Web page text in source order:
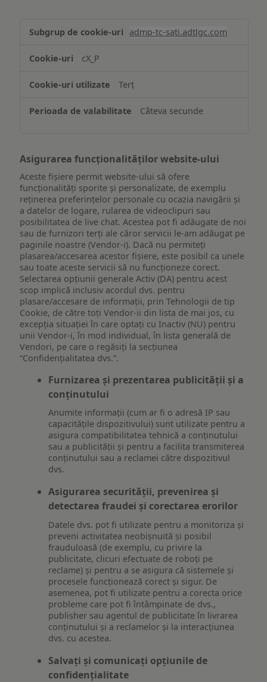
și/sau
informațiilor
pe
dispozitiv
admp-tc-sati.adtlgc.com
cX_P
Terț
Câteva secunde
Asigurarea funcționalităților website-ului
Aceste fișiere permit website-ului să ofere
funcționalități sporite și personalizate, de exemplu
reţinerea preferinţelor personale cu ocazia navigării și
a datelor de logare, rularea de videoclipuri sau
posibilitatea de live chat. Acestea pot fi adăugate de noi
sau de furnizori terți ale căror servicii le-am adăugat pe
paginile noastre (Vendor-i). Dacă nu permiteți
plasarea/accesarea acestor fișiere, este posibil ca unele
sau toate aceste servicii să nu funcționeze corect.
Selectarea opțiunii generale Activ (DA) pentru acest
scop implică inclusiv acordul dvs. pentru
plasare/accesare de informații, prin Tehnologii de tip
Cookie, de către toți Vendor-ii din lista de mai jos, cu
excepția situației în care optați cu Inactiv (NU) pentru
unii Vendor-i, în mod individual, în lista generală de
Vendori, pe care o regăsiți la secțiunea
“Confidențialitatea dvs.”.
Furnizarea și prezentarea publicității și a
conținutului
Anumite informații (cum ar fi o adresă IP sau
capacitățile dispozitivului) sunt utilizate pentru a
asigura compatibilitatea tehnică a conținutului
sau a publicității și pentru a facilita transmiterea
conținutului sau a reclamei către dispozitivul
dvs.
Asigurarea securității, prevenirea și
detectarea fraudei și corectarea erorilor
Datele dvs. pot fi utilizate pentru a monitoriza și
preveni activitatea neobișnuită și posibil
frauduloasă (de exemplu, cu privire la
publicitate, clicuri efectuate de roboți pe
reclame) și pentru a se asigura că sistemele și
procesele funcționează corect și sigur. De
asemenea, pot fi utilizate pentru a corecta orice
probleme care pot fi întâmpinate de dvs.,
publisher sau agentul de publicitate în livrarea
conținutului și a reclamelor și la interacțiunea
dvs. cu acestea.
Salvați și comunicați opțiunile de
confidențialitate